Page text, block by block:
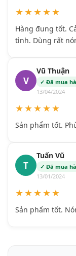
★★★★★
Hàng đung tốt.
tình. Dùng rất
V
Vũ Thuận
✓ Đã mua
13/04/2024
★★★★★
Sản phẩm tốt.
T
Tuấn Vũ
✓ Đã mua
13/01/2024
★★★★★
Sản phẩm tốt.